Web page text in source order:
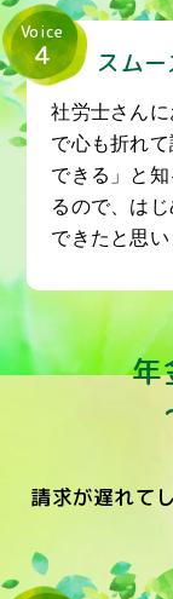
Voice
4 スムー
社労士さん
で心も折れ
できる」と
るので、は
できたと思い
年
請求が遅れて